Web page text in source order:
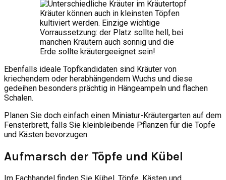
Kräuter können auch in kleinsten Töpfen
kultiviert werden. Einzige wichtige
Vorraussetzung: der Platz sollte hell, bei
manchen Kräutern auch sonnig und die
Erde sollte kräutergeeignet sein!
Ebenfalls ideale Topfkandidaten sind Kräuter von
kriechendem oder herabhängendem Wuchs und diese
gedeihen besonders prächtig in Hängeampeln und flachen
Schalen.
Planen Sie doch einfach einen Miniatur-Kräutergarten auf dem
Fensterbrett, falls Sie kleinbleibende Pflanzen für die Töpfe
und Kästen bevorzugen.
Aufmarsch der Töpfe und Kübel